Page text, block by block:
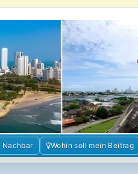
Nachbar Wohin soll mein Beitrag